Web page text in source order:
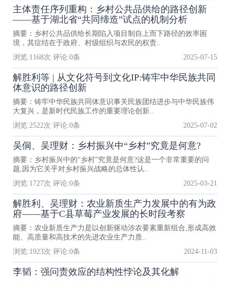
主体责任序列重构：乡村公共品供给的路径创新
——基于湖北省“共同缔造”试点的机制分析
摘要：乡村公共品供给长期陷入项目制自上而下路径的效率困
境，其症结在于政府、村级组织与农民的权责..
浏览:1168次 评论:0条 2025-07-15
解胜利等 | 从文化符号到文化IP:铸牢中华民族共同
体意识的路径创新
摘要：铸牢中华民族共同体意识事关民族团结进步与中华民族伟
大复兴，是新时代民族工作的重要理论创新..
浏览:2522次 评论:0条 2025-07-02
吴侗、吴理财：乡村振兴中“乡村”究竟是何意?
摘要：乡村振兴中的“乡村”究竟是何意?这是一个非常重要的问
题,因为它关乎对乡村振兴战略的总体性认..
浏览:1727次 评论:0条 2025-03-21
解胜利、吴理财：农业新质生产力发展中的有为政
府——基于C县草莓产业发展的长时段考察
摘要：农业新质生产力是以创新驱动涉农要素重新组合,形成高效
能、高质量和高技术的先进农业生产力质..
浏览:1923次 评论:0条 2024-11-03
李韬：强问责效应的结构性悖论及其化解